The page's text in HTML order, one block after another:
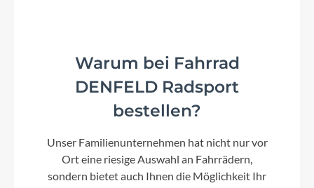
Shimano Ultegra R8100, 11-34, 12-speed
Lenker
Farbe
Warum bei Fahrrad
DENFELD Radsport
bestellen?
Unser Familienunternehmen hat nicht nur vor
Ort eine riesige Auswahl an Fahrrädern,
sondern bietet auch Ihnen die Möglichkeit Ihr